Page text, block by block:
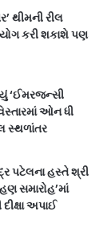
થીમની રીલ
કરી શકાશે પણ
‘ઈમરજન્સી
ઓન ધી
સ્થળાંતર
પટેલના હસ્તે શ્રી
સમારોહ’માં
અપાઈ